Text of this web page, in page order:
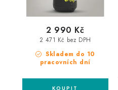
Skladem do 10
pracovních dní
2 471 Kč bez DPH
2 990 Kč